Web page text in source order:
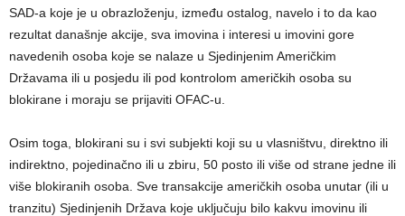
SAD-a koje je u obrazloženju, između ostalog, navelo i to da kao
rezultat današnje akcije, sva imovina i interesi u imovini gore
navedenih osoba koje se nalaze u Sjedinjenim Američkim
Državama ili u posjedu ili pod kontrolom američkih osoba su
blokirane i moraju se prijaviti OFAC-u.
Osim toga, blokirani su i svi subjekti koji su u vlasništvu, direktno ili
indirektno, pojedinačno ili u zbiru, 50 posto ili više od strane jedne ili
više blokiranih osoba. Sve transakcije američkih osoba unutar (ili u
tranzitu) Sjedinjenih Država koje uključuju bilo kakvu imovinu ili